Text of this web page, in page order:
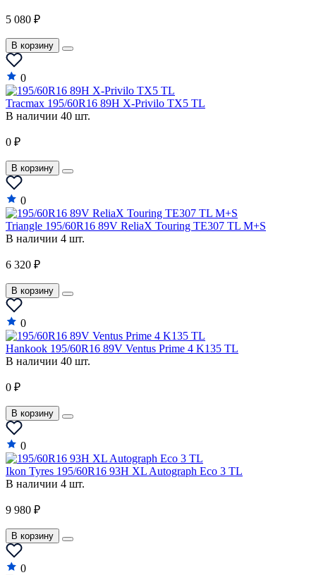
5 080 ₽
В корзину
0
Tracmax 195/60R16 89H X-Privilo TX5 TL
В наличии 40 шт.
0 ₽
В корзину
0
Triangle 195/60R16 89V ReliaX Touring TE307 TL M+S
В наличии 4 шт.
6 320 ₽
В корзину
0
Hankook 195/60R16 89V Ventus Prime 4 K135 TL
В наличии 40 шт.
0 ₽
В корзину
0
Ikon Tyres 195/60R16 93H XL Autograph Eco 3 TL
В наличии 4 шт.
9 980 ₽
В корзину
0